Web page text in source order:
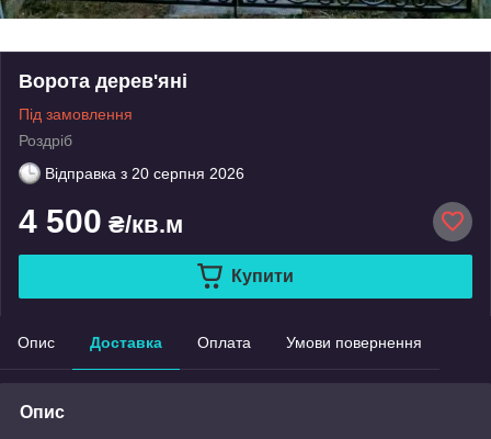
Ворота дерев'яні
Під замовлення
Роздріб
Відправка з 20 серпня 2026
4 500 ₴/кв.м
Купити
Опис Доставка Оплата Умови повернення
Опис